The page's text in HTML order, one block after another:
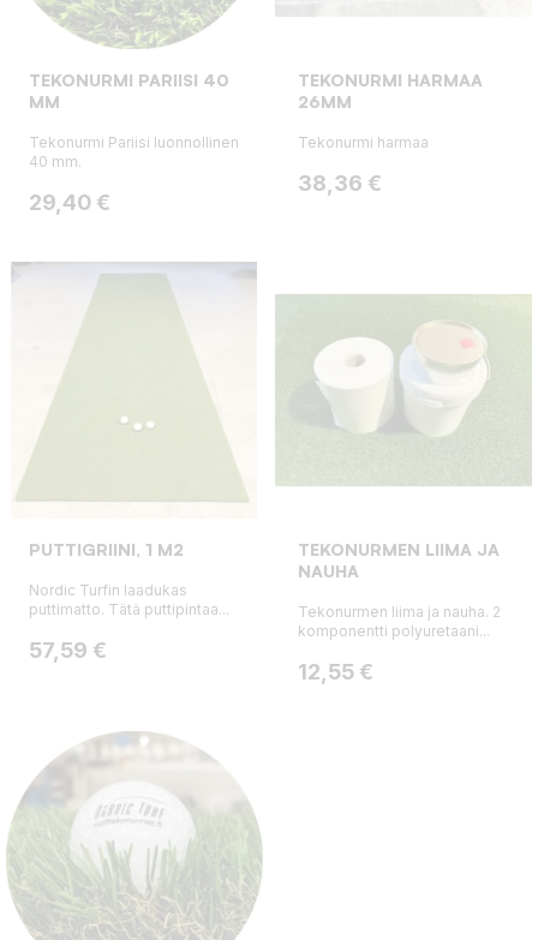
TEKONURMI PARIISI 40
MM
Tekonurmi Pariisi luonnollinen
40 mm.
Hinta
29,40 €
TEKONURMI HARMAA
26MM
Tekonurmi harmaa
Hinta
38,36 €
PUTTIGRIINI, 1 M2
Nordic Turfin laadukas
puttimatto. Tätä puttipintaa...
Hinta
57,59 €
TEKONURMEN LIIMA JA
NAUHA
Tekonurmen liima ja nauha. 2
komponentti polyuretaani...
Hinta
12,55 €